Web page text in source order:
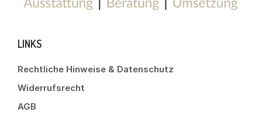
LINKS
Rechtliche Hinweise & Datenschutz
Widerrufsrecht
AGB